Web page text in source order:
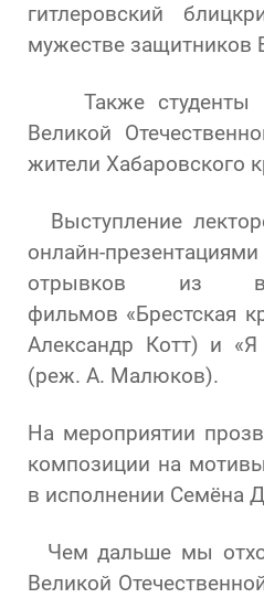
гитлеровский
мужестве защитников
Также студенты
Великой
жители Хабаровского
Выступление
онлайн-
отрывков из
фильмов «Брестская
Александр Котт) и
(реж. А. Малюков).
На мероприятии
композиции на
в исполнении Семёна
Чем дальше мы
Великой